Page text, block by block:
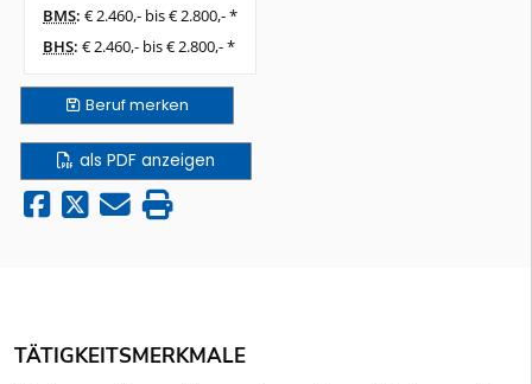
BMS: € 2.460,- bis € 2.800,- *
BHS: € 2.460,- bis € 2.800,- *
Berufmerken
als PDF anzeigen
TÄTIGKEITSMERKMALE